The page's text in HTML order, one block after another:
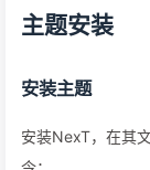
主题安装
安装主题
安装NexT，在其